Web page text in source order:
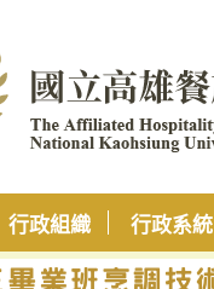
行政組織 行政系統